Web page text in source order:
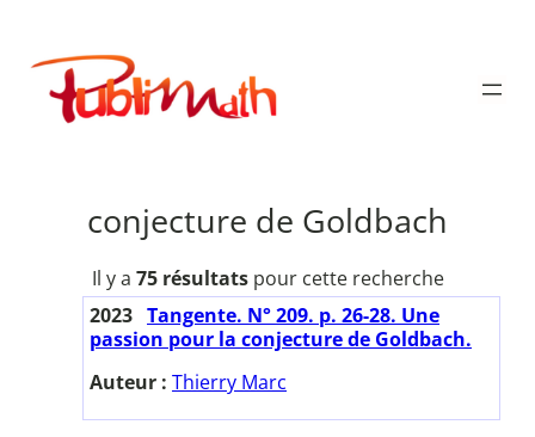
contenu
Publimath
conjecture de Goldbach
Il y a 75 résultatspour cette recherche
2023 Tangente. N° 209. p. 26-28. Une
passion pour la conjecture de Goldbach.
Auteur : Thierry Marc